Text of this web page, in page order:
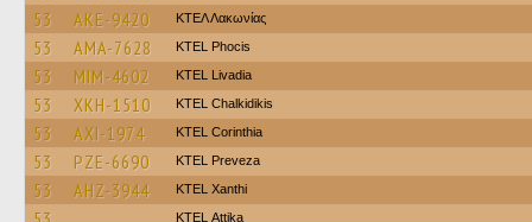
53 AKE-9420 ΚΤΕΛ Λακωνίας
53 AMA-7628 ΚΤΕL Phocis
53 MIM-4602 KTEL Livadia
53 XKH-1510 ΚΤΕL Chalkidikis
53 AXI-1974 KTEL Corinthia
53 PZE-6690 KTEL Preveza
53 AHZ-3944 KTEL Xanthi
KΤΕL Αttika